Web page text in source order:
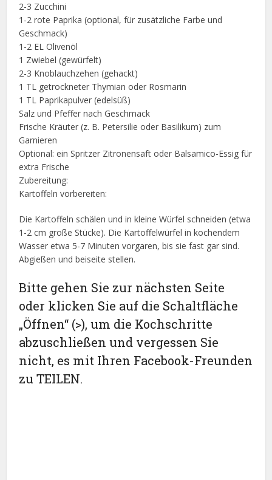
2-3 Zucchini
1-2 rote Paprika (optional, für zusätzliche Farbe und
Geschmack)
1-2 EL Olivenöl
1 Zwiebel (gewürfelt)
2-3 Knoblauchzehen (gehackt)
1 TL getrockneter Thymian oder Rosmarin
1 TL Paprikapulver (edelsüß)
Salz und Pfeffer nach Geschmack
Frische Kräuter (z. B. Petersilie oder Basilikum) zum
Garnieren
Optional: ein Spritzer Zitronensaft oder Balsamico-Essig für
extra Frische
Zubereitung:
Kartoffeln vorbereiten:
Die Kartoffeln schälen und in kleine Würfel schneiden (etwa
1-2 cm große Stücke). Die Kartoffelwürfel in kochendem
Wasser etwa 5-7 Minuten vorgaren, bis sie fast gar sind.
Abgießen und beiseite stellen.
Bitte gehen Sie zur nächsten Seite
oder klicken Sie auf die Schaltfläche
„Öffnen“ (>), um die Kochschritte
abzuschließen und vergessen Sie
nicht, es mit Ihren Facebook-Freunden
zu TEILEN.